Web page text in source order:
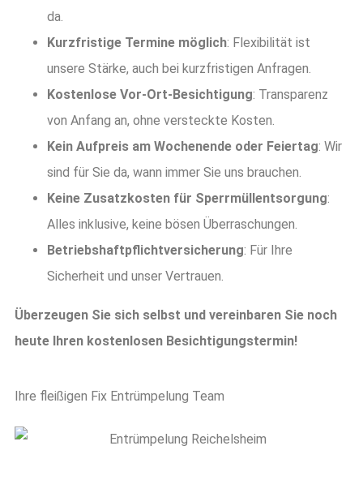
da.
Kurzfristige Termine möglich: Flexibilität ist
unsere Stärke, auch bei kurzfristigen Anfragen.
Kostenlose Vor-Ort-Besichtigung: Transparenz
von Anfang an, ohne versteckte Kosten.
Kein Aufpreis am Wochenende oder Feiertag: Wir
sind für Sie da, wann immer Sie uns brauchen.
Keine Zusatzkosten für Sperrmüllentsorgung:
Alles inklusive, keine bösen Überraschungen.
Betriebshaftpflichtversicherung: Für Ihre
Sicherheit und unser Vertrauen.
Überzeugen Sie sich selbst und vereinbaren Sie noch
heute Ihren kostenlosen Besichtigungstermin!
Ihre fleißigen Fix Entrümpelung Team